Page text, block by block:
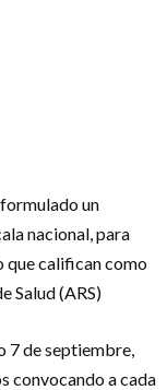
un
nacional, para
que califican como
Salud (ARS)
7 de septiembre,
convocando a cada